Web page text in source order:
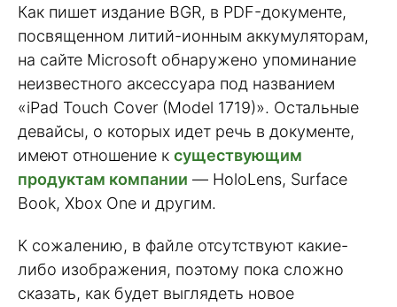
Как пишет издание BGR, в PDF-документе,
посвященном литий-ионным аккумуляторам,
на сайте Microsoft обнаружено упоминание
неизвестного аксессуара под названием
«iPad Touch Cover (Model 1719)». Остальные
девайсы, о которых идет речь в документе,
имеют отношение к существующим
продуктам компании — HoloLens, Surface
Book, Xbox One и другим.
К сожалению, в файле отсутствуют какие-
либо изображения, поэтому пока сложно
сказать, как будет выглядеть новое